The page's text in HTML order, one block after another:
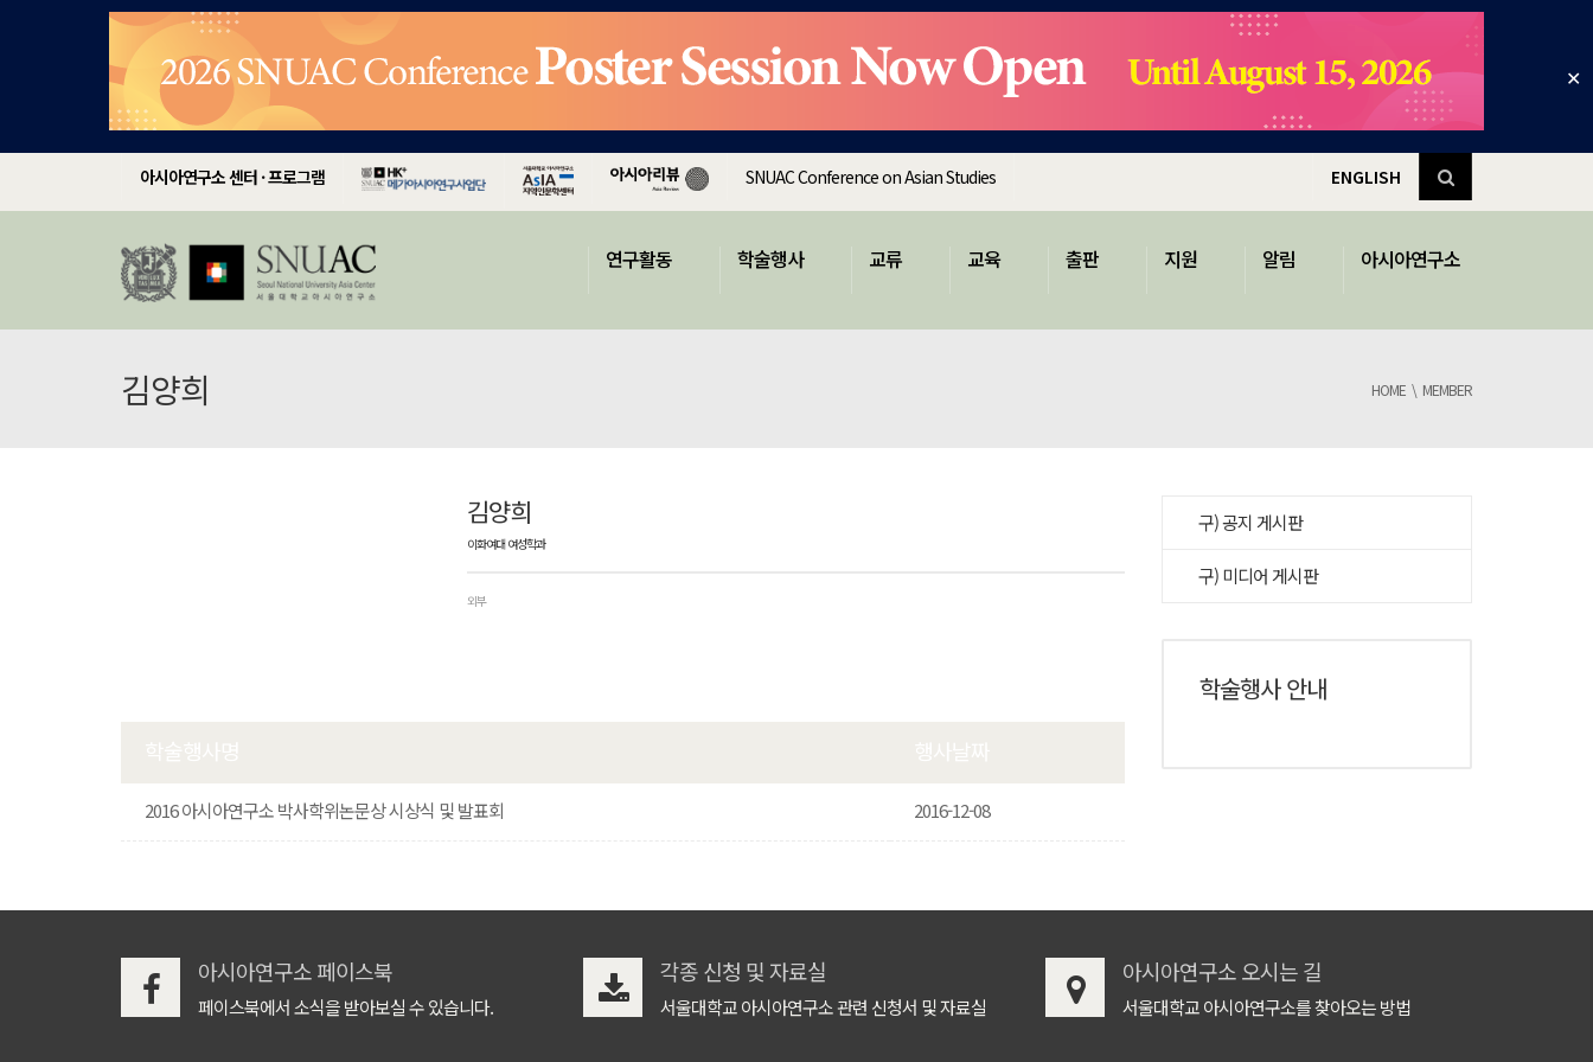
✕
아시아연구소 센터 · 프로그램 SNUAC Conference on Asian Studies ENGLISH
연구활동 학술행사 교류 교육 출판 지원 알림 아시아연구소
김양희 HOME MEMBER
김양희
이화여대 여성학과
외부
2016 아시아연구소 박사학위논문상 시상식 및 발표회 2016-12-08
구) 공지 게시판
구) 미디어 게시판
학술행사 안내
아시아연구소 페이스북
페이스북에서 소식을 받아보실 수 있습니다.
각종 신청 및 자료실
서울대학교 아시아연구소 관련 신청서 및 자료실
아시아연구소 오시는 길
서울대학교 아시아연구소를 찾아오는 방법